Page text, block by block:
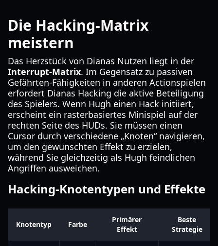
Die Hacking-Matrix
meistern
Das Herzstück von Dianas Nutzen liegt in der
Interrupt-Matrix. Im Gegensatz zu passiven
Gefährten-Fähigkeiten in anderen Actionspielen
erfordert Dianas Hacking die aktive Beteiligung
des Spielers. Wenn Hugh einen Hack initiiert,
erscheint ein rasterbasiertes Minispiel auf der
rechten Seite des HUDs. Sie müssen einen
Cursor durch verschiedene „Knoten“ navigieren,
um den gewünschten Effekt zu erzielen,
während Sie gleichzeitig als Hugh feindlichen
Angriffen ausweichen.
Hacking-Knotentypen und Effekte
Knotentyp Farbe
Primärer
Effekt
Beste
Strategie